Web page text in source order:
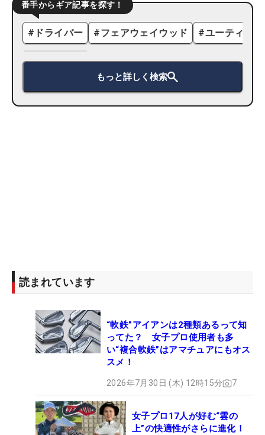
番手からギア記事を探す！
# ドライバー #フェアウェイウッド #ユーティリ
もっと詳しく検索
読まれています
“軟鉄”アイアンは2種類あるって知
ってた？ 女子プロ使用者も多
い“複合軟鉄”はアマチュアにもオス
スメ！
2026年7月30日 (木) 12時15分 7
女子プロ17人が好む“雲の
上”の快適性がさらに進化！